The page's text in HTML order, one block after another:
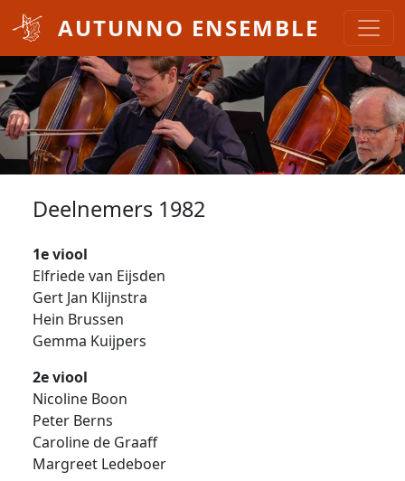
Overslaan en naar de inhoud gaan
AUTUNNO ENSEMBLE
Deelnemers 1982
1e viool
Elfriede van Eijsden
Gert Jan Klijnstra
Hein Brussen
Gemma Kuijpers
2e viool
Nicoline Boon
Peter Berns
Caroline de Graaff
Margreet Ledeboer